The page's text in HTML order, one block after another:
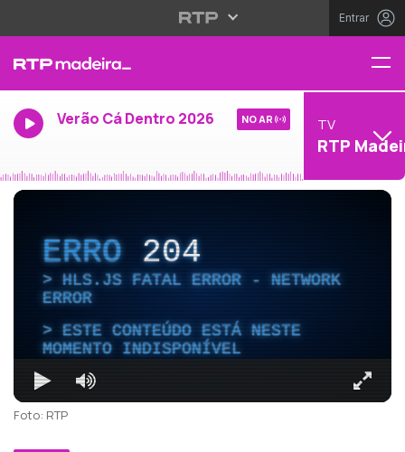
Entrar
Verão Cá Dentro 2026 NO AR TV
RTP
ERRO204
HLS.JS FATAL ERROR - NETWORK
ERROR
ESTE CONTEÚDO ESTÁ NESTE
MOMENTO INDISPONÍVEL
Foto: RTP